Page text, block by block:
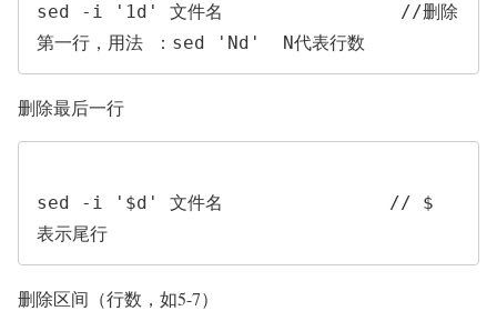
sed -i '1d' 文件名                //删除
第一行，用法 ：sed 'Nd'  N代表行数
删除最后一行
sed -i '$d' 文件名               // $
表示尾行
删除区间（行数，如5-7）